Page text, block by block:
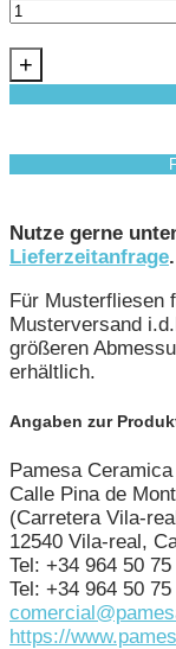
+
Nutze gerne
Lieferzeitanfrage.
Für Musterfliesen
Musterversand
größeren
erhältlich.
Angaben zur
Pamesa Ceramica
Calle Pina de
(Carretera Vila-
12540 Vila-real,
Tel: +34 964 50 75
Tel: +34 964 50 75
https://